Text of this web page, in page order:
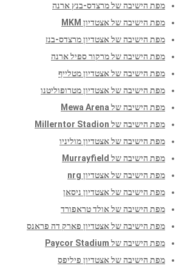
מפת הישיבה של מרצדס-בנץ ארנה
מפת הישיבה של אצטדיון MKM
מפת הישיבה של אצטדיון מרצדס-בנז
מפת הישיבה של מרקור ספיל ארנה
מפת הישיבה של אצטדיון מטלייף
מפת הישיבה של אצטדיון מטרופוליטנו
מפת הישיבה של Mewa Arena
מפת הישיבה של Millerntor Stadion
מפת הישיבה של אצטדיון מוליניו
מפת הישיבה של Murrayfield
מפת הישיבה של אצטדיון nrg
מפת הישיבה של אצטדיון ניסאן
מפת הישיבה של אולד טראפורד
מפת הישיבה של אצטדיון פארק דה פראנס
מפת הישיבה של Paycor Stadium
מפת הישיבה של אצטדיון פיליפס